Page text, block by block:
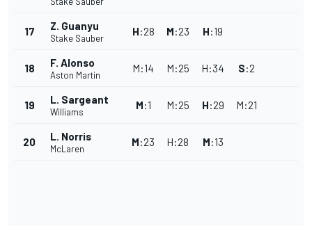
17 Z. Guanyu
Stake Sauber
H:28 M:23 H:19
18 F. Alonso
Aston Martin
M:14 M:25 H:34 S:2
19 L. Sargeant
Williams
M:1 M:25 H:29 M:21
20 L. Norris
McLaren
M:23 H:28 M:13